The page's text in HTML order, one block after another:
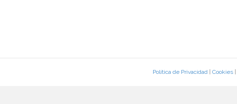
Política de Privacidad| Cookies|